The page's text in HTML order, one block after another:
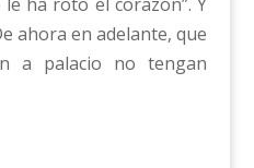
ahora en adelante, que
a palacio no tengan